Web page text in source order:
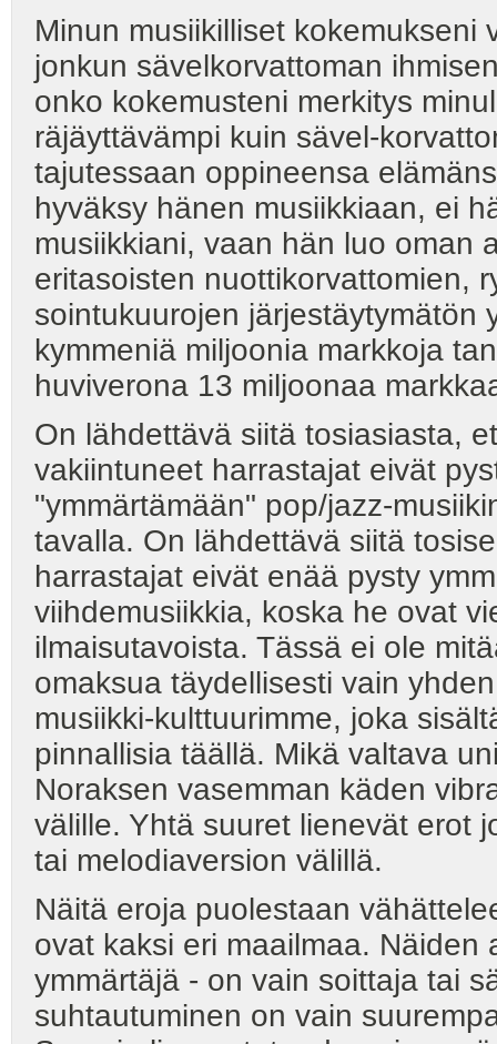
Minun musiikilliset kokemukseni
jonkun sävelkorvattoman
onko kokemusteni merkitys
räjäyttävämpi kuin sävel-
tajutessaan oppineensa
hyväksy hänen musiikkiaan, ei
musiikkiani, vaan hän luo oman
eritasoisten nuottikorvattomien,
sointukuurojen järjestäytymätön
kymmeniä miljoonia markkoja
huviverona 13 miljoonaa
On lähdettävä siitä tosiasiasta,
vakiintuneet harrastajat eivät
"ymmärtämään" pop/jazz-
tavalla. On lähdettävä siitä
harrastajat eivät enää pysty
viihdemusiikkia, koska he ovat
ilmaisutavoista. Tässä ei ole
omaksua täydellisesti vain
musiikki-kulttuurimme, joka
pinnallisia täällä. Mikä valtava
Noraksen vasemman käden
välille. Yhtä suuret lienevät erot
tai melodiaversion välillä.
Näitä eroja puolestaan
ovat kaksi eri maailmaa. Näiden
ymmärtäjä - on vain soittaja tai
suhtautuminen on vain